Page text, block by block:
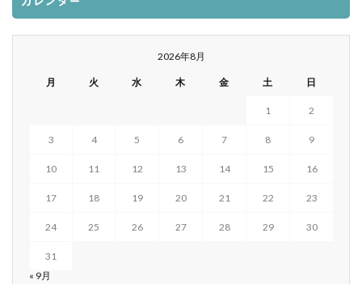
2026年8月
月 火 水 木 金 土 日
1 2
3 4 5 6 7 8 9
10 11 12 13 14 15 16
17 18 19 20 21 22 23
24 25 26 27 28 29 30
31
« 9月